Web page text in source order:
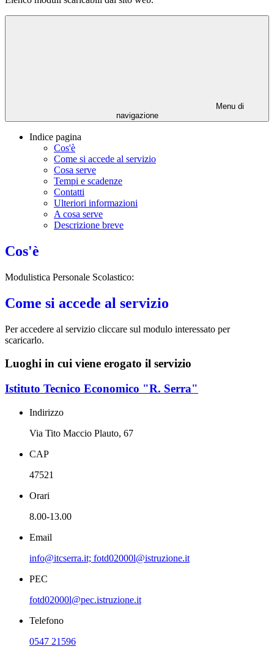
Menu di
navigazione
Indice pagina
Cos'è
Come si accede al servizio
Cosa serve
Tempi e scadenze
Contatti
Ulteriori informazioni
A cosa serve
Descrizione breve
Cos'è
Modulistica Personale Scolastico:
Come si accede al servizio
Per accedere al servizio cliccare sul modulo interessato per
scaricarlo.
Luoghi in cui viene erogato il servizio
Istituto Tecnico Economico "R. Serra"
Indirizzo
Via Tito Maccio Plauto, 67
CAP
47521
Orari
8.00-13.00
Email
info@itcserra.it; fotd02000l@istruzione.it
PEC
fotd02000l@pec.istruzione.it
Telefono
0547 21596